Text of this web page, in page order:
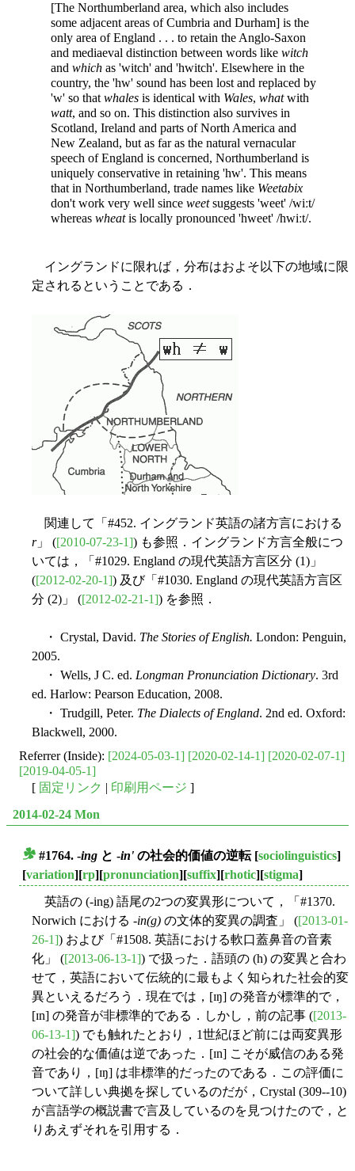
[The Northumberland area, which also includes
some adjacent areas of Cumbria and Durham] is the
only area of England . . . to retain the Anglo-Saxon
and mediaeval distinction between words like witch
and which as 'witch' and 'hwitch'. Elsewhere in the
country, the 'hw' sound has been lost and replaced by
'w' so that whales is identical with Wales, whatwith
watt, and so on. This distinction also survives in
Scotland, Ireland and parts of North America and
New Zealand, but as far as the natural vernacular
speech of England is concerned, Northumberland is
uniquely conservative in retaining 'hw'. This means
that in Northumberland, trade names like Weetabix
don't work very well since weetsuggests 'weet' /wiːt/
whereas wheatis locally pronounced 'hweet' /hwiːt/.
イングランドに限れば，分布はおよそ以下の地域に限
定されるということである．
関連して「#452. イングランド英語の諸方言における
r」 ([2010-07-23-1]) も参照．イングランド方言全般につ
いては，「#1029. England の現代英語方言区分 (1)」
([2012-02-20-1]) 及び「#1030. England の現代英語方言区
分 (2)」 ([2012-02-21-1]) を参照．
・ Crystal, David. The Stories of English. London: Penguin,
2005.
・ Wells, J C. ed. Longman Pronunciation Dictionary. 3rd
ed. Harlow: Pearson Education, 2008.
・ Trudgill, Peter. The Dialects of England. 2nd ed. Oxford:
Blackwell, 2000.
Referrer (Inside): [2024-05-03-1] [2020-02-14-1] [2020-02-07-1]
[2019-04-05-1]
[ 固定リンク | 印刷用ページ ]
2014-02-24 Mon
#1764. -ing と -in' の社会的価値の逆転[sociolinguistics]
[variation][rp][pronunciation][suffix][rhotic][stigma]
英語の (-ing) 語尾の2つの変異形について，「#1370.
Norwich における -in(g) の文体的変異の調査」 ([2013-01-
26-1]) および「#1508. 英語における軟口蓋鼻音の音素
化」 ([2013-06-13-1]) で扱った．語頭の (h) の変異と合わ
せて，英語において伝統的に最もよく知られた社会的変
異といえるだろう．現在では，[ɪŋ] の発音が標準的で，
[ɪn] の発音が非標準的である．しかし，前の記事 ([2013-
06-13-1]) でも触れたとおり，1世紀ほど前には両変異形
の社会的な価値は逆であった．[ɪn] こそが威信のある発
音であり，[ɪŋ] は非標準的だったのである．この評価に
ついて詳しい典拠を探しているのだが，Crystal (309--10)
が言語学の概説書で言及しているのを見つけたので，と
りあえずそれを引用する．